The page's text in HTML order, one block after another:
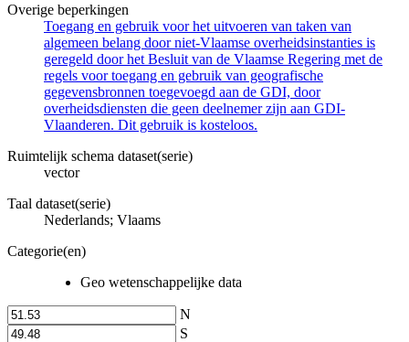
Overige beperkingen
Toegang en gebruik voor het uitvoeren van taken van
algemeen belang door niet-Vlaamse overheidsinstanties is
geregeld door het Besluit van de Vlaamse Regering met de
regels voor toegang en gebruik van geografische
gegevensbronnen toegevoegd aan de GDI, door
overheidsdiensten die geen deelnemer zijn aan GDI-
Vlaanderen. Dit gebruik is kosteloos.
Ruimtelijk schema dataset(serie)
vector
Taal dataset(serie)
Nederlands; Vlaams
Categorie(en)
Geo wetenschappelijke data
N
S